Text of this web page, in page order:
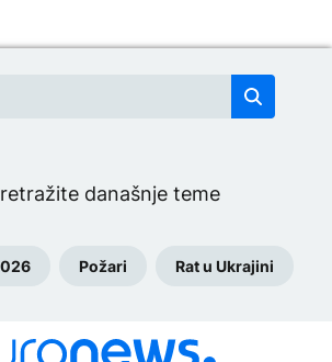
današnje teme
Požari Rat u Ukrajini